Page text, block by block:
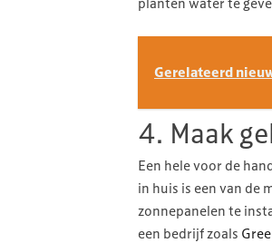
Gerelateerd
4. Maak
Een hele voor de
in huis is een van de
zonnepanelen te
een bedrijf zoals